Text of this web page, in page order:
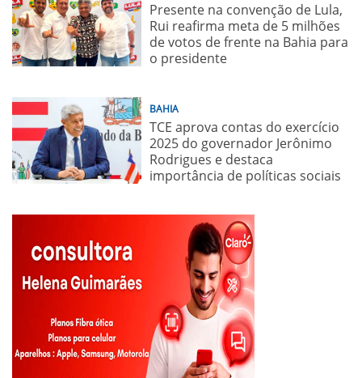
Presente na convenção de Lula,
Rui reafirma meta de 5 milhões
de votos de frente na Bahia para
o presidente
BAHIA
TCE aprova contas do exercício
2025 do governador Jerônimo
Rodrigues e destaca
importância de políticas sociais